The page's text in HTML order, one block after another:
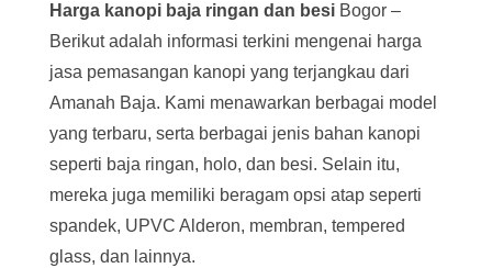
Harga kanopi baja ringan dan besi Bogor –
Berikut adalah informasi terkini mengenai harga
jasa pemasangan kanopi yang terjangkau dari
Amanah Baja. Kami menawarkan berbagai model
yang terbaru, serta berbagai jenis bahan kanopi
seperti baja ringan, holo, dan besi. Selain itu,
mereka juga memiliki beragam opsi atap seperti
spandek, UPVC Alderon, membran, tempered
glass, dan lainnya.